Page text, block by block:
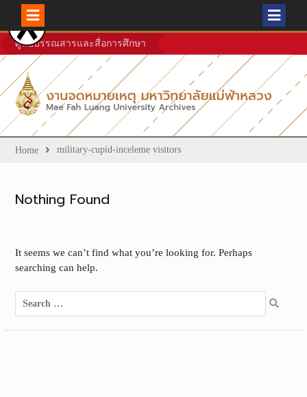
Skip
to
content
ศูนย์บรรณสารและสื่อการศึกษา
Home military-cupid-inceleme visitors
Nothing Found
It seems we can’t find what you’re looking for. Perhaps
searching can help.
Search
for: